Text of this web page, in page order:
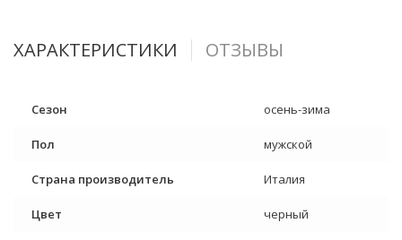
ХАРАКТЕРИСТИКИ ОТЗЫВЫ
Сезон осень-зима
Пол мужской
Страна производитель Италия
Цвет черный